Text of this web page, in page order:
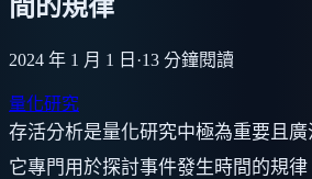
間的規律
2024 年 1 月 1 日 ·13 分鐘閱讀
量化研究
存活分析是量化研究中極為重要且廣
它專門用於探討事件發生時間的規